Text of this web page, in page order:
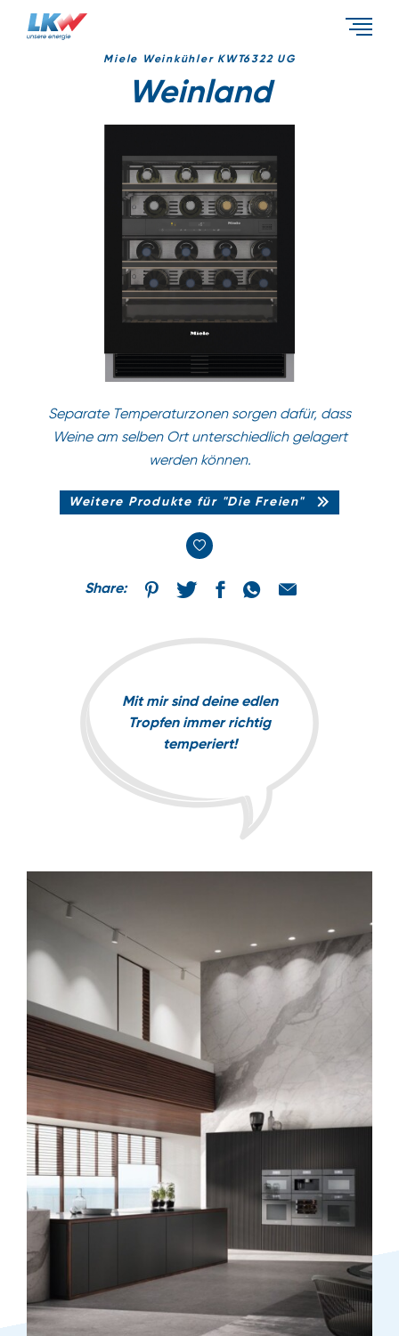
Events & Aktionen
Unternehmen
Miele Weinkühler KWT6322 UG
Weinland
Separate Temperaturzonen sorgen dafür, dass
Weine am selben Ort unterschiedlich gelagert
werden können.
Weitere Produkte für "Die Freien"
Share:
Mit mir sind deine edlen
Tropfen immer richtig
temperiert!